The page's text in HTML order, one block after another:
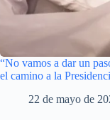
“No vamos a dar un
el camino a la
22 de mayo de